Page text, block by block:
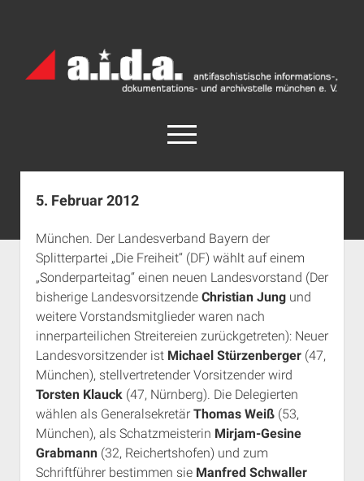
Archiv
München
open
menu
facebook
rss info@aida-archiv.de
Aktuelles
Termine
open
dropdown
menu
Antifaschistische Termine im Süden
Antifaschistische Termine in München
Rechte Termine im Süden
Rechte Termine München
Chronologie
Das Archiv
open
dropdown
menu
a.i.d.a. e. V. unterstützen
Über a.i.d.a.
RSS-Feeds, Twitter & Facebook
Bibliothek
Kontakt & PGP-Key
Impressum
5. Februar 2012
München. Der Landesverband Bayern der
Splitterpartei „Die Freiheit“ (DF) wählt auf einem
„Sonderparteitag“ einen neuen Landesvorstand (Der
bisherige Landesvorsitzende Christian Jungund
weitere Vorstandsmitglieder waren nach
innerparteilichen Streitereien zurückgetreten): Neuer
Landesvorsitzender ist Michael Stürzenberger(47,
München), stellvertretender Vorsitzender wird
Torsten Klauck (47, Nürnberg). Die Delegierten
wählen als Generalsekretär Thomas Weiß(53,
München), als Schatzmeisterin Mirjam-Gesine
Grabmann(32, Reichertshofen) und zum
Schriftführer bestimmen sie Manfred Schwaller